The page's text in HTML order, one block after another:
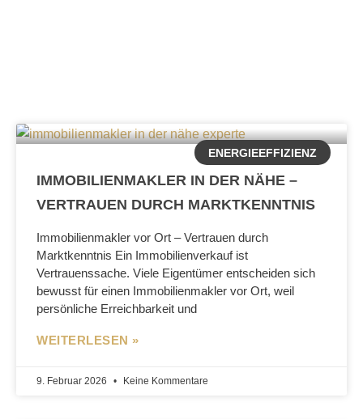
ENERGIEEFFIZIENZ
IMMOBILIENMAKLER IN DER NÄHE –
VERTRAUEN DURCH MARKTKENNTNIS
Immobilienmakler vor Ort – Vertrauen durch
Marktkenntnis Ein Immobilienverkauf ist
Vertrauenssache. Viele Eigentümer entscheiden sich
bewusst für einen Immobilienmakler vor Ort, weil
persönliche Erreichbarkeit und
WEITERLESEN »
9. Februar 2026 Keine Kommentare